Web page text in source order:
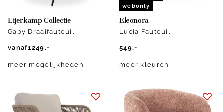
Eijerkamp Collectie
Gaby Draaifauteuil
vanaf1249.-
meer mogelijkheden
webonly
Eleonora
Lucia Fauteuil
549.-
meer kleuren